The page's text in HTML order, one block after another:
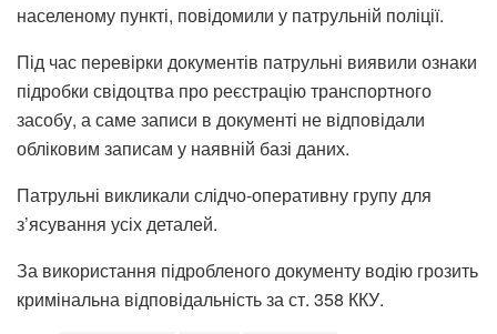
населеному пункті, повідомили у патрульній поліції.
Під час перевірки документів патрульні виявили ознаки
підробки свідоцтва про реєстрацію транспортного
засобу, а саме записи в документі не відповідали
обліковим записам у наявній базі даних.
Патрульні викликали слідчо-оперативну групу для
з’ясування усіх деталей.
За використання підробленого документу водію грозить
кримінальна відповідальність за ст. 358 ККУ.